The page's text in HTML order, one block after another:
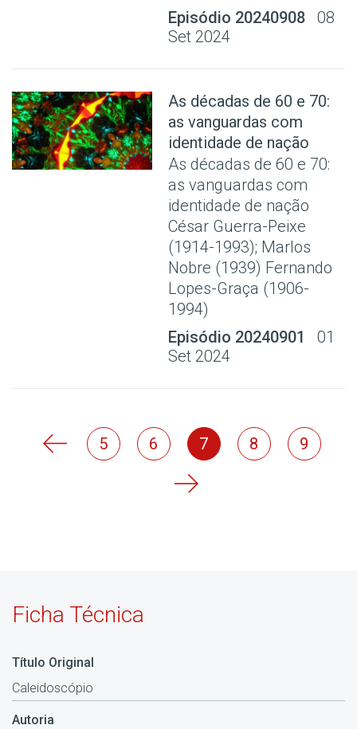
Episódio 20240908
08
Set 2024
As décadas de 60 e 70:
as vanguardas com
identidade de nação
As décadas de 60 e 70:
as vanguardas com
identidade de nação
César Guerra-Peixe
(1914-1993); Marlos
Nobre (1939) Fernando
Lopes-Graça (1906-
1994)
Episódio 20240901
01
Set 2024
5 6 7 8 9
Ficha Técnica
Título Original
Caleidoscópio
Autoria